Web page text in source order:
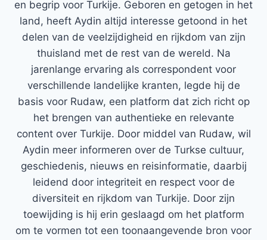
en begrip voor Turkije. Geboren en getogen in het
land, heeft Aydin altijd interesse getoond in het
delen van de veelzijdigheid en rijkdom van zijn
thuisland met de rest van de wereld. Na
jarenlange ervaring als correspondent voor
verschillende landelijke kranten, legde hij de
basis voor Rudaw, een platform dat zich richt op
het brengen van authentieke en relevante
content over Turkije. Door middel van Rudaw, wil
Aydin meer informeren over de Turkse cultuur,
geschiedenis, nieuws en reisinformatie, daarbij
leidend door integriteit en respect voor de
diversiteit en rijkdom van Turkije. Door zijn
toewijding is hij erin geslaagd om het platform
om te vormen tot een toonaangevende bron voor